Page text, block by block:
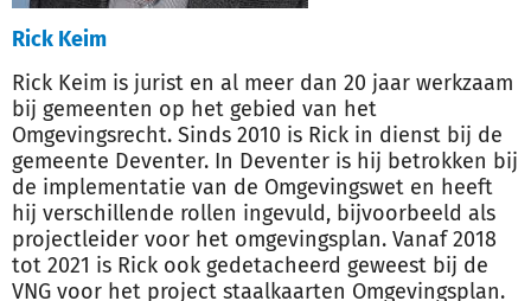
Rick Keim
Rick Keim is jurist en al meer dan 20 jaar werkzaam
bij gemeenten op het gebied van het
Omgevingsrecht. Sinds 2010 is Rick in dienst bij de
gemeente Deventer. In Deventer is hij betrokken bij
de implementatie van de Omgevingswet en heeft
hij verschillende rollen ingevuld, bijvoorbeeld als
projectleider voor het omgevingsplan. Vanaf 2018
tot 2021 is Rick ook gedetacheerd geweest bij de
VNG voor het project staalkaarten Omgevingsplan.